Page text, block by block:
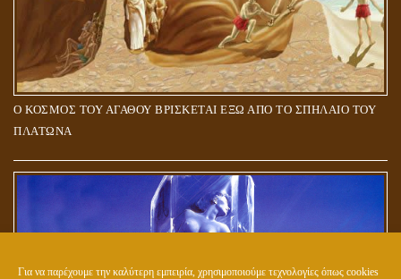
Για να παρέχουμε την καλύτερη εμπειρία, χρησιμοποιούμε τεχνολογίες όπως cookies
Ο ΚΟΣΜΟΣ ΤΟΥ ΑΓΑΘΟΥ ΒΡΙΣΚΕΤΑΙ ΕΞΩ ΑΠΟ ΤΟ ΣΠΗΛΑΙΟ ΤΟΥ
ΠΛΑΤΩΝΑ